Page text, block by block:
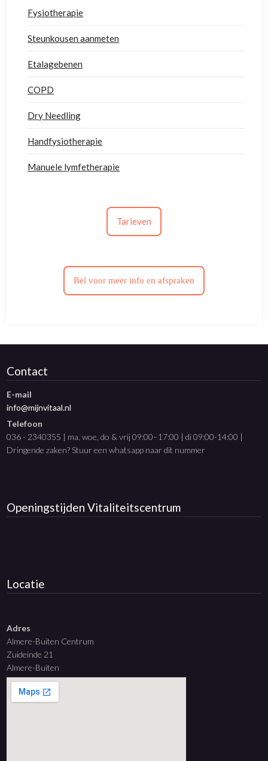
Fysiotherapie
Steunkousen aanmeten
Etalagebenen
COPD
Dry Needling
Handfysiotherapie
Manuele lymfetherapie
Tarieven
Bel voor meer info en afspraken
Contact
E-mail
info@mijnvitaal.nl
Telefoon
036 - 2340355 | ma, woe, do & vrij 09:00–17:00 | di 09:00-14:00 |
Dringende zaken? Stuur een whatsapp naar dit nummer
OpeningstijdenVitaliteitscentrum
Locatie
Adres
Almere-Buiten Centrum
Zuideinde 21
Almere-Buiten